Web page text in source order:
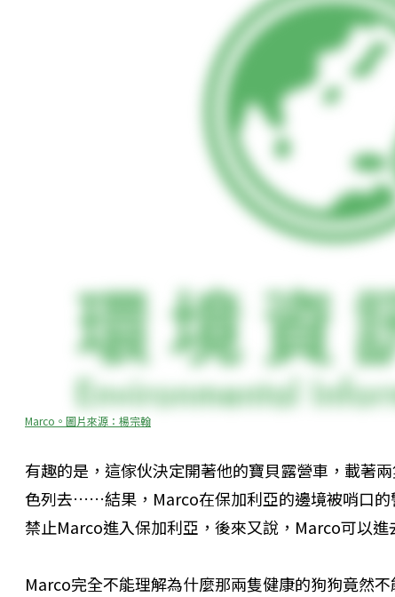
Marco。圖片來源：楊宗翰
有趣的是，這傢伙決定開著他的寶貝露營車，載著
色列去……結果，Marco在保加利亞的邊境被哨口的
禁止Marco進入保加利亞，後來又說，Marco可以進
Marco完全不能理解為什麼那兩隻健康的狗狗竟然